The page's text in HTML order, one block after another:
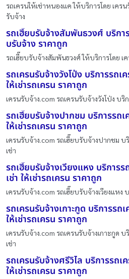
รถเครนให้เช่าหนองเเค ให้บริการโดย เคร
รับจ้าง
รถเฮี๊ยบรับจ้างสัมพันธวงศ์ บริกา
บรับจ้าง ราคาถูก
รถเฮี๊ยบรับจ้างสัมพันธวงศ์ ให้บริการโดย เ
รถเครนรับจ้างวังโป่ง บริการรถเ
ให้เช่ารถเครน ราคาถูก
เครนรับจ้าง.com รถเครนรับจ้างวังโป่ง บริ
รถเฮี๊ยบรับจ้างปากชม บริการรถเ
ให้เช่ารถเครน ราคาถูก
เครนรับจ้าง.com รถเฮี๊ยบรับจ้างปากชม บ
เช่า
รถเฮี๊ยบรับจ้างเวียงแหง บริการร
เช่า ให้เช่ารถเครน ราคาถูก
เครนรับจ้าง.com รถเฮี๊ยบรับจ้างเวียงแหง
รถเครนรับจ้างเกาะกูด บริการรถ
ให้เช่ารถเครน ราคาถูก
เครนรับจ้าง.com รถเครนรับจ้างเกาะกูด บ
เช่า
รถเครนรับจ้างศรีวิไล บริการรถเ
ให้เช่ารถเครน ราคาถูก